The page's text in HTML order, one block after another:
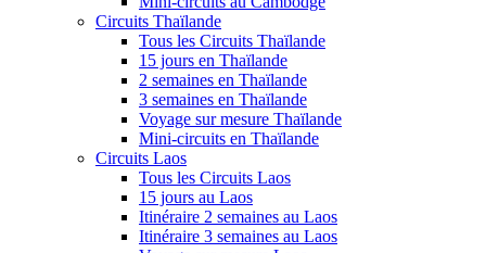
Circuits Thaïlande
Tous les Circuits Thaïlande
15 jours en Thaïlande
2 semaines en Thaïlande
3 semaines en Thaïlande
Voyage sur mesure Thaïlande
Mini-circuits en Thaïlande
Circuits Laos
Tous les Circuits Laos
15 jours au Laos
Itinéraire 2 semaines au Laos
Itinéraire 3 semaines au Laos